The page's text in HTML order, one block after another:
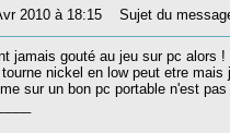
2010 à 18:15 Sujet du
jamais gouté au jeu sur pc alors !
tourne nickel en low peut etre
sur un bon pc portable n'est